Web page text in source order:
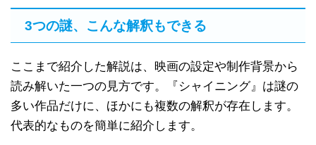
3つの謎、こんな解釈もできる
ここまで紹介した解説は、映画の設定や制作背景から
読み解いた一つの見方です。『シャイニング』は謎の
多い作品だけに、ほかにも複数の解釈が存在します。
代表的なものを簡単に紹介します。